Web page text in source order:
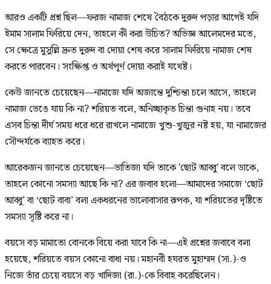
আরও একটি প্রশ্ন ছিল—ফরজ নামাজ শেষে বৈঠকে দুরুদ পড়ার আগেই যদি
ইমাম সালাম ফিরিয়ে দেন, তাহলে কী করা উচিত? অভিজ্ঞ আলেমদের মতে,
সে ক্ষেত্রে মুসুল্লি দ্রুত দুরুদ বা দোয়া শেষ করে সালাম ফিরিয়ে নামাজ শেষ
করতে পারবেন। সংক্ষিপ্ত ও অর্থপূর্ণ দোয়া করাই যথেষ্ট।
কেউ জানতে চেয়েছেন—নামাজে যদি অজান্তে দুশ্চিন্তা চলে আসে, তাহলে
নামাজ ভেঙে যায় কি না? শরিয়ত বলে, অনিচ্ছাকৃত চিন্তা গুনাহ নয়। তবে
এসব চিন্তা দীর্ঘ সময় ধরে ধরে রাখলে নামাজে খুশু-খুজুর নষ্ট হয়, যা নামাজের
সৌন্দর্যকে ব্যাহত করে।
আরেকজন জানতে চেয়েছেন—ভাতিজা যদি তাকে 'ছোট আব্বু' বলে ডাকে,
তাহলে কোনো সমস্যা আছে কি না? এর জবাব হলো—আমাদের সমাজে ‘ছোট
আব্বু’ বা ‘ছোট বাবা’ বলা একধরনের ভালোবাসার রূপক, যা শরিয়তের দৃষ্টিতে
সমস্যা সৃষ্টি করে না।
বয়সে বড় মামাতো বোনকে বিয়ে করা যাবে কি না—এই প্রশ্নের জবাবে বলা
হয়েছে, শরিয়তে বয়স কোনো বাধা নয়। মহানবী হযরত মুহাম্মদ (সা.)-ও
নিজে তাঁর চেয়ে বয়সে বড় খাদিজা (রা.)-কে বিবাহ করেছিলেন।